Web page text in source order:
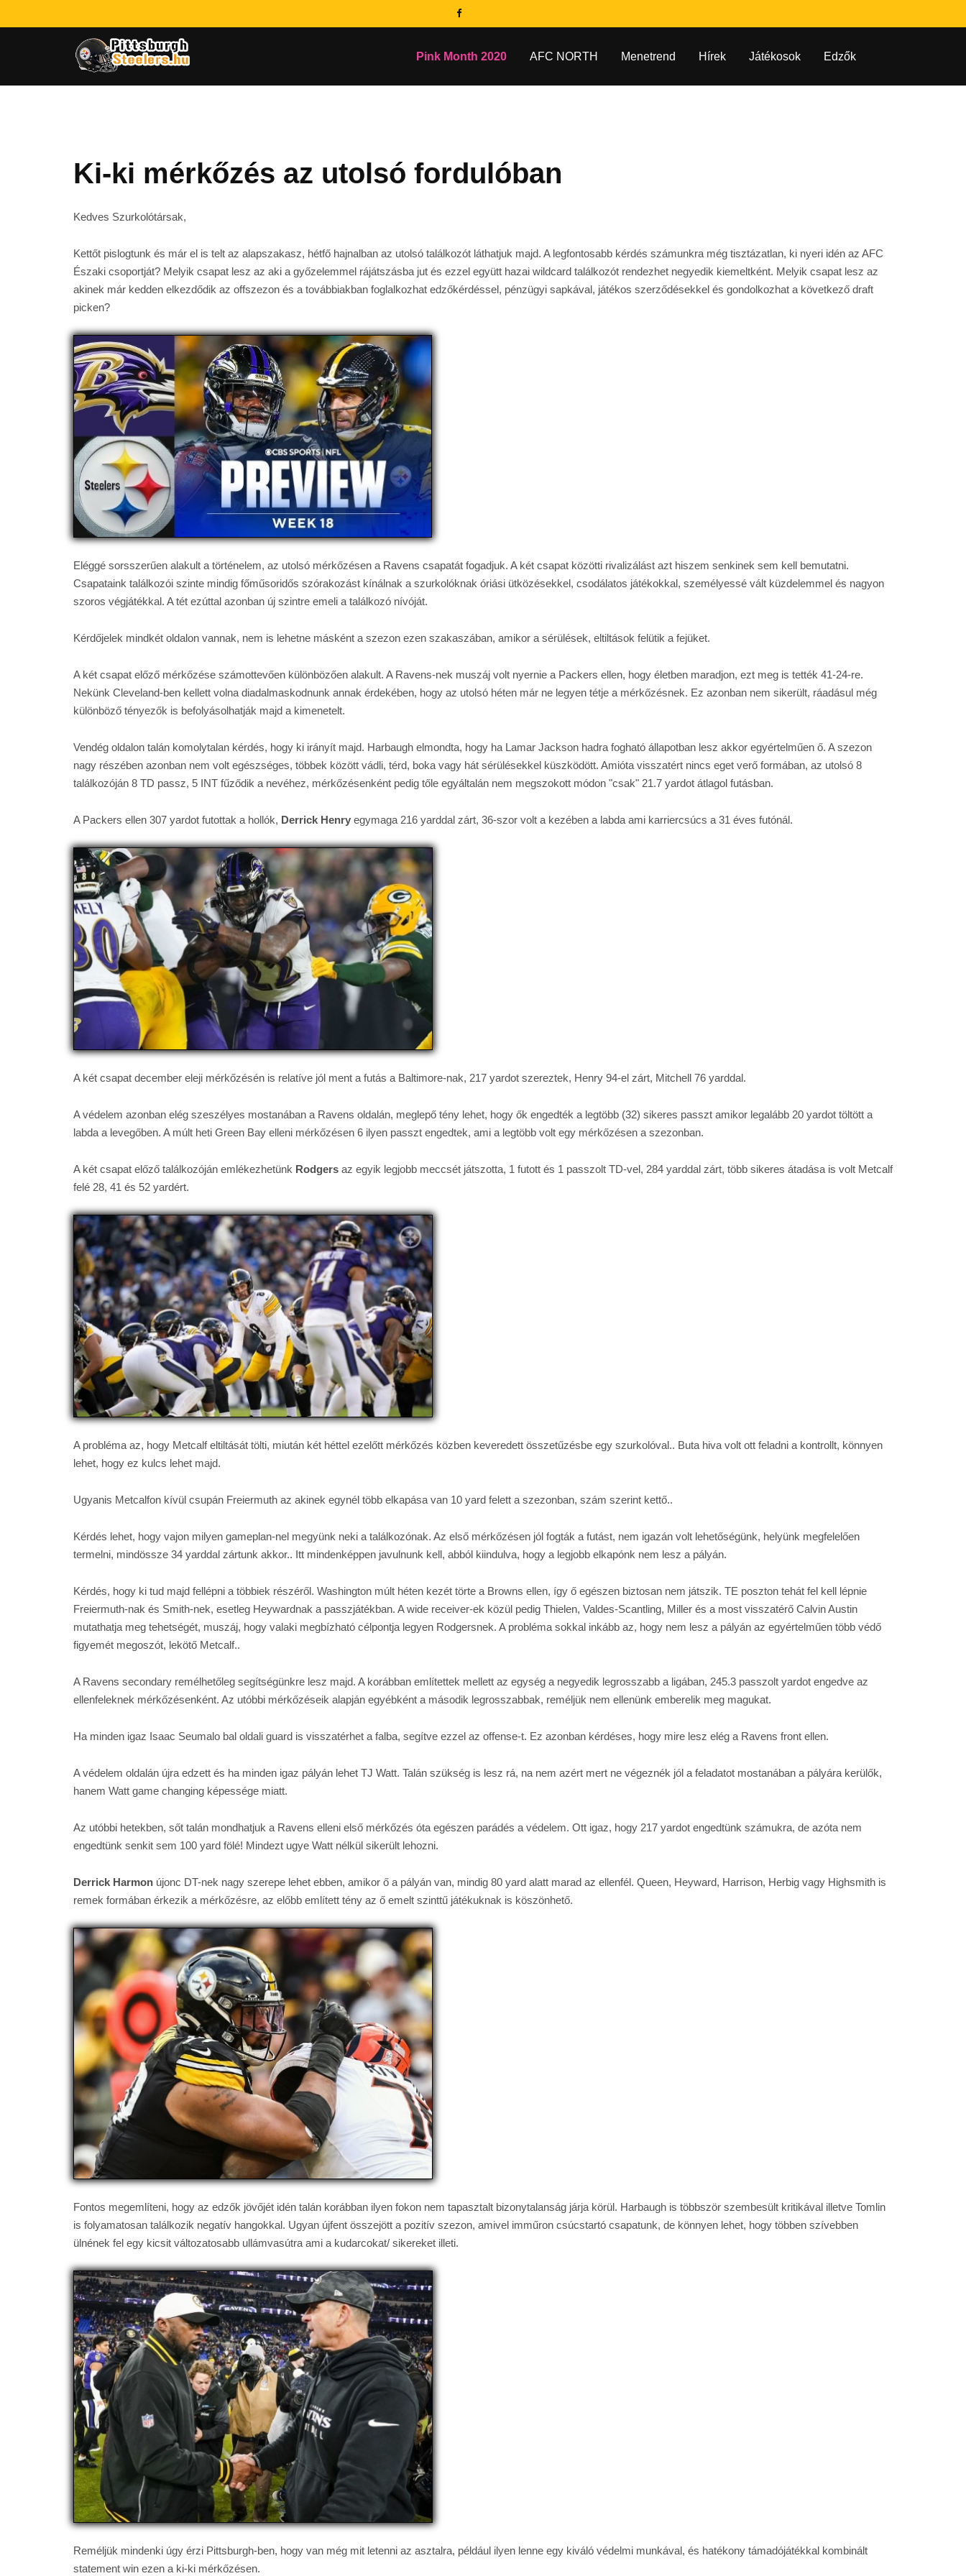
Pink Month 2020 AFC NORTH Menetrend Hírek Játékosok Edzők
Ki-ki mérkőzés az utolsó fordulóban
Kedves Szurkolótársak,
Kettőt pislogtunk és már el is telt az alapszakasz, hétfő hajnalban az utolsó találkozót láthatjuk majd. A legfontosabb kérdés számunkra még tisztázatlan, ki nyeri idén az AFC
Északi csoportját? Melyik csapat lesz az aki a győzelemmel rájátszásba jut és ezzel együtt hazai wildcard találkozót rendezhet negyedik kiemeltként. Melyik csapat lesz az
akinek már kedden elkezdődik az offszezon és a továbbiakban foglalkozhat edzőkérdéssel, pénzügyi sapkával, játékos szerződésekkel és gondolkozhat a következő draft
picken?
Eléggé sorsszerűen alakult a történelem, az utolsó mérkőzésen a Ravens csapatát fogadjuk. A két csapat közötti rivalizálást azt hiszem senkinek sem kell bemutatni.
Csapataink találkozói szinte mindig főműsoridős szórakozást kínálnak a szurkolóknak óriási ütközésekkel, csodálatos játékokkal, személyessé vált küzdelemmel és nagyon
szoros végjátékkal. A tét ezúttal azonban új szintre emeli a találkozó nívóját.
Kérdőjelek mindkét oldalon vannak, nem is lehetne másként a szezon ezen szakaszában, amikor a sérülések, eltiltások felütik a fejüket.
A két csapat előző mérkőzése számottevően különbözően alakult. A Ravens-nek muszáj volt nyernie a Packers ellen, hogy életben maradjon, ezt meg is tették 41-24-re.
Nekünk Cleveland-ben kellett volna diadalmaskodnunk annak érdekében, hogy az utolsó héten már ne legyen tétje a mérkőzésnek. Ez azonban nem sikerült, ráadásul még
különböző tényezők is befolyásolhatják majd a kimenetelt.
Vendég oldalon talán komolytalan kérdés, hogy ki irányít majd. Harbaugh elmondta, hogy ha Lamar Jackson hadra fogható állapotban lesz akkor egyértelműen ő. A szezon
nagy részében azonban nem volt egészséges, többek között vádli, térd, boka vagy hát sérülésekkel küszködött. Amióta visszatért nincs eget verő formában, az utolsó 8
találkozóján 8 TD passz, 5 INT fűződik a nevéhez, mérkőzésenként pedig tőle egyáltalán nem megszokott módon "csak" 21.7 yardot átlagol futásban.
A Packers ellen 307 yardot futottak a hollók, Derrick Henry egymaga 216 yarddal zárt, 36-szor volt a kezében a labda ami karriercsúcs a 31 éves futónál.
A két csapat december eleji mérkőzésén is relatíve jól ment a futás a Baltimore-nak, 217 yardot szereztek, Henry 94-el zárt, Mitchell 76 yarddal.
A védelem azonban elég szeszélyes mostanában a Ravens oldalán, meglepő tény lehet, hogy ők engedték a legtöbb (32) sikeres passzt amikor legalább 20 yardot töltött a
labda a levegőben. A múlt heti Green Bay elleni mérkőzésen 6 ilyen passzt engedtek, ami a legtöbb volt egy mérkőzésen a szezonban.
A két csapat előző találkozóján emlékezhetünk Rodgers az egyik legjobb meccsét játszotta, 1 futott és 1 passzolt TD-vel, 284 yarddal zárt, több sikeres átadása is volt Metcalf
felé 28, 41 és 52 yardért.
A probléma az, hogy Metcalf eltiltását tölti, miután két héttel ezelőtt mérkőzés közben keveredett összetűzésbe egy szurkolóval.. Buta hiva volt ott feladni a kontrollt, könnyen
lehet, hogy ez kulcs lehet majd.
Ugyanis Metcalfon kívül csupán Freiermuth az akinek egynél több elkapása van 10 yard felett a szezonban, szám szerint kettő..
Kérdés lehet, hogy vajon milyen gameplan-nel megyünk neki a találkozónak. Az első mérkőzésen jól fogták a futást, nem igazán volt lehetőségünk, helyünk megfelelően
termelni, mindössze 34 yarddal zártunk akkor.. Itt mindenképpen javulnunk kell, abból kiindulva, hogy a legjobb elkapónk nem lesz a pályán.
Kérdés, hogy ki tud majd fellépni a többiek részéről. Washington múlt héten kezét törte a Browns ellen, így ő egészen biztosan nem játszik. TE poszton tehát fel kell lépnie
Freiermuth-nak és Smith-nek, esetleg Heywardnak a passzjátékban. A wide receiver-ek közül pedig Thielen, Valdes-Scantling, Miller és a most visszatérő Calvin Austin
mutathatja meg tehetségét, muszáj, hogy valaki megbízható célpontja legyen Rodgersnek. A probléma sokkal inkább az, hogy nem lesz a pályán az egyértelműen több védő
figyemét megoszót, lekötő Metcalf..
A Ravens secondary remélhetőleg segítségünkre lesz majd. A korábban említettek mellett az egység a negyedik legrosszabb a ligában, 245.3 passzolt yardot engedve az
ellenfeleknek mérkőzésenként. Az utóbbi mérkőzéseik alapján egyébként a második legrosszabbak, reméljük nem ellenünk emberelik meg magukat.
Ha minden igaz Isaac Seumalo bal oldali guard is visszatérhet a falba, segítve ezzel az offense-t. Ez azonban kérdéses, hogy mire lesz elég a Ravens front ellen.
A védelem oldalán újra edzett és ha minden igaz pályán lehet TJ Watt. Talán szükség is lesz rá, na nem azért mert ne végeznék jól a feladatot mostanában a pályára kerülők,
hanem Watt game changing képessége miatt.
Az utóbbi hetekben, sőt talán mondhatjuk a Ravens elleni első mérkőzés óta egészen parádés a védelem. Ott igaz, hogy 217 yardot engedtünk számukra, de azóta nem
engedtünk senkit sem 100 yard fölé! Mindezt ugye Watt nélkül sikerült lehozni.
Derrick Harmon újonc DT-nek nagy szerepe lehet ebben, amikor ő a pályán van, mindig 80 yard alatt marad az ellenfél. Queen, Heyward, Harrison, Herbig vagy Highsmith is
remek formában érkezik a mérkőzésre, az előbb említett tény az ő emelt szinttű játékuknak is köszönhető.
Fontos megemlíteni, hogy az edzők jövőjét idén talán korábban ilyen fokon nem tapasztalt bizonytalanság járja körül. Harbaugh is többször szembesült kritikával illetve Tomlin
is folyamatosan találkozik negatív hangokkal. Ugyan újfent összejött a pozitív szezon, amivel imműron csúcstartó csapatunk, de könnyen lehet, hogy többen szívebben
ülnének fel egy kicsit változatosabb ullámvasútra ami a kudarcokat/ sikereket illeti.
Reméljük mindenki úgy érzi Pittsburgh-ben, hogy van még mit letenni az asztalra, például ilyen lenne egy kiváló védelmi munkával, és hatékony támadójátékkal kombinált
statement win ezen a ki-ki mérkőzésen.